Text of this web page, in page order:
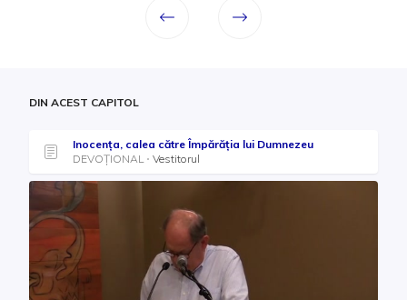
DIN ACEST CAPITOL
Inocența, calea către Împărăția lui Dumnezeu
DEVOȚIONAL
Vestitorul